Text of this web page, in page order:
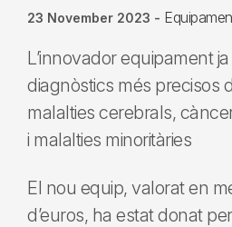
23 November 2023 -
L’innovador equipament
diagnòstics més precisos
malalties cerebrals,
i malalties minoritàries
El nou equip, valorat en
d’euros, ha estat donat